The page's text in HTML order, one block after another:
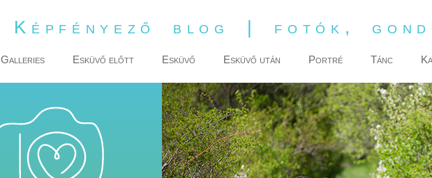
Képfényező blog | fotók,
Galleries Esküvő előtt Esküvő Esküvő után Portré Tánc